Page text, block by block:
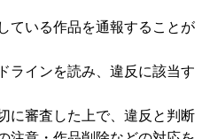
ている作品を通報することが
ラインを読み、違反に該当す
に審査した上で、違反と判断